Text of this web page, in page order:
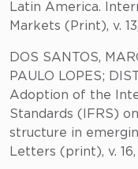
Latin America.
Markets (Print), v.
DOS SANTOS,
PAULO LOPES;
Adoption of the
Standards (IFRS)
structure in
Letters (print), v. 16,